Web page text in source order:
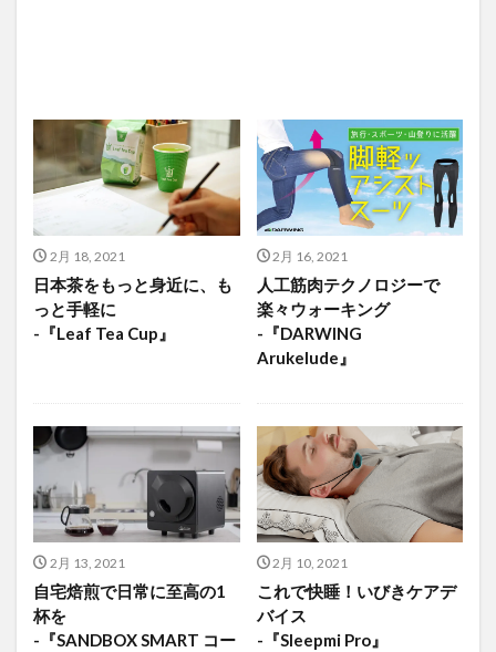
2月 18, 2021
日本茶をもっと身近に、も
っと手軽に
-『Leaf Tea Cup』
2月 16, 2021
人工筋肉テクノロジーで
楽々ウォーキング
-『DARWING
Arukelude』
2月 13, 2021
自宅焙煎で日常に至高の1
杯を
-『SANDBOX SMART コー
2月 10, 2021
これで快睡！いびきケアデ
バイス
-『Sleepmi Pro』